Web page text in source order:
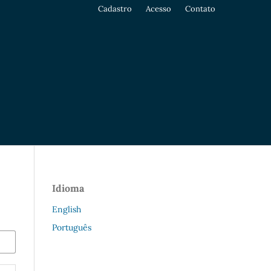
Cadastro Acesso Contato
Idioma
English
Português